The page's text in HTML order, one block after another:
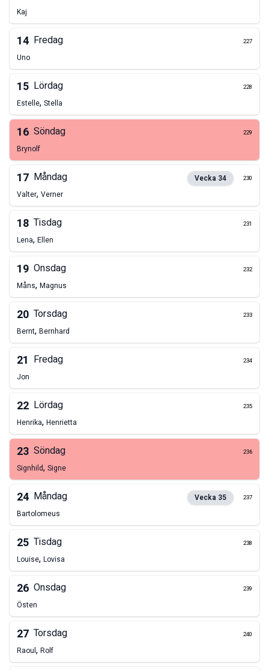
Kaj
14 Fredag 227
Uno
15 Lördag 228
Estelle, Stella
16 Söndag 229
Brynolf
17 Måndag Vecka 34 230
Valter, Verner
18 Tisdag 231
Lena, Ellen
19 Onsdag 232
Måns, Magnus
20 Torsdag 233
Bernt, Bernhard
21 Fredag 234
Jon
22 Lördag 235
Henrika, Henrietta
23 Söndag 236
Signhild, Signe
24 Måndag Vecka 35 237
Bartolomeus
25 Tisdag 238
Louise, Lovisa
26 Onsdag 239
Östen
27 Torsdag 240
Raoul, Rolf